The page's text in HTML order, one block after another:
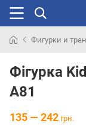
раньше
Фигурки и
Фігурка
A81
135 — 242 грн.